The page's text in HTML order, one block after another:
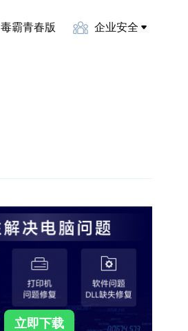
毒霸青春版 企业安全
立即下载